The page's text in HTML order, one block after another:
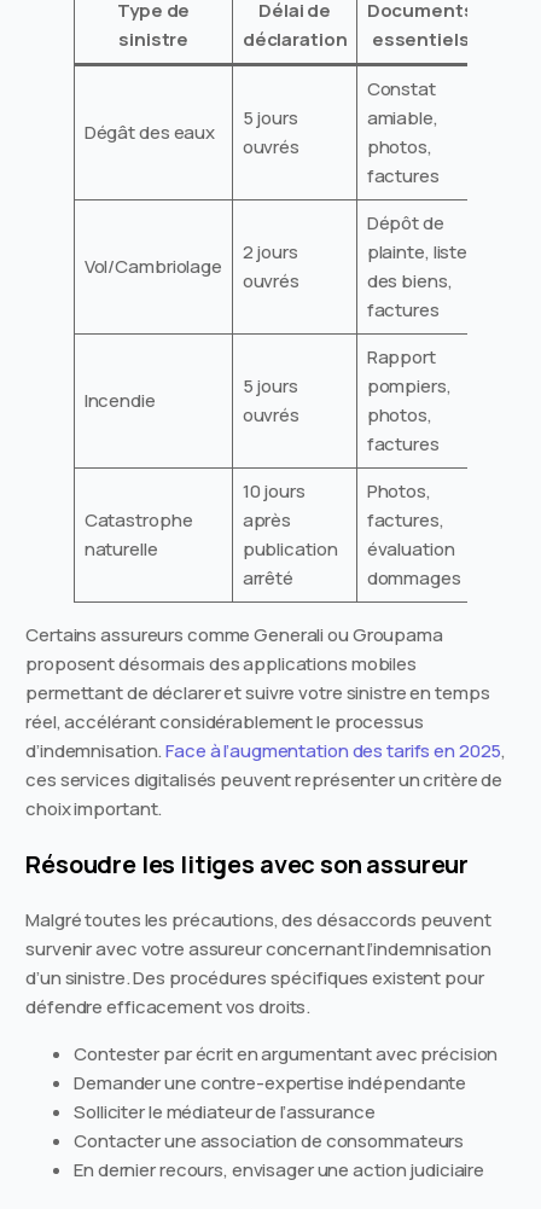
Type de
sinistre
Délai de
déclaration
Documents
essentiels
Dégât des eaux
5 jours
ouvrés
Constat
amiable,
photos,
factures
Vol/Cambriolage
2 jours
ouvrés
Dépôt de
plainte, liste
des biens,
factures
Incendie
5 jours
ouvrés
Rapport
pompiers,
photos,
factures
Catastrophe
naturelle
10 jours
après
publication
arrêté
Photos,
factures,
évaluation
dommages
Certains assureurs comme Generali ou Groupama
proposent désormais des applications mobiles
permettant de déclarer et suivre votre sinistre en temps
réel, accélérant considérablement le processus
d’indemnisation.Face à l’augmentation des tarifs en 2025,
ces services digitalisés peuvent représenter un critère de
choix important.
Résoudre les litiges avec son assureur
Malgré toutes les précautions, des désaccords peuvent
survenir avec votre assureur concernant l’indemnisation
d’un sinistre. Des procédures spécifiques existent pour
défendre efficacement vos droits.
Contester par écrit en argumentant avec précision
Demander une contre-expertise indépendante
Solliciter le médiateur de l’assurance
Contacter une association de consommateurs
En dernier recours, envisager une action judiciaire